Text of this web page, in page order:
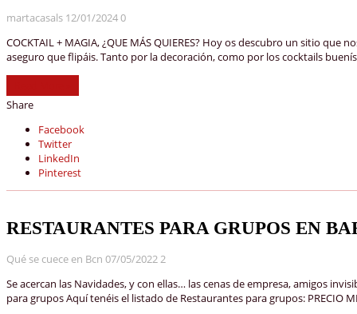
martacasals 12/01/20240
COCKTAIL + MAGIA, ¿QUE MÁS QUIERES? Hoy os descubro un sitio
aseguro que flipáis. Tanto por la decoración, como por los cocktails
Share
Facebook
Twitter
LinkedIn
Pinterest
RESTAURANTES PARA GRUPOS EN
Qué se cuece en Bcn 07/05/2022 2
Se acercan las Navidades, y con ellas… las cenas de empresa, amigos
para grupos Aquí tenéis el listado de Restaurantes para grupos: PRECIO